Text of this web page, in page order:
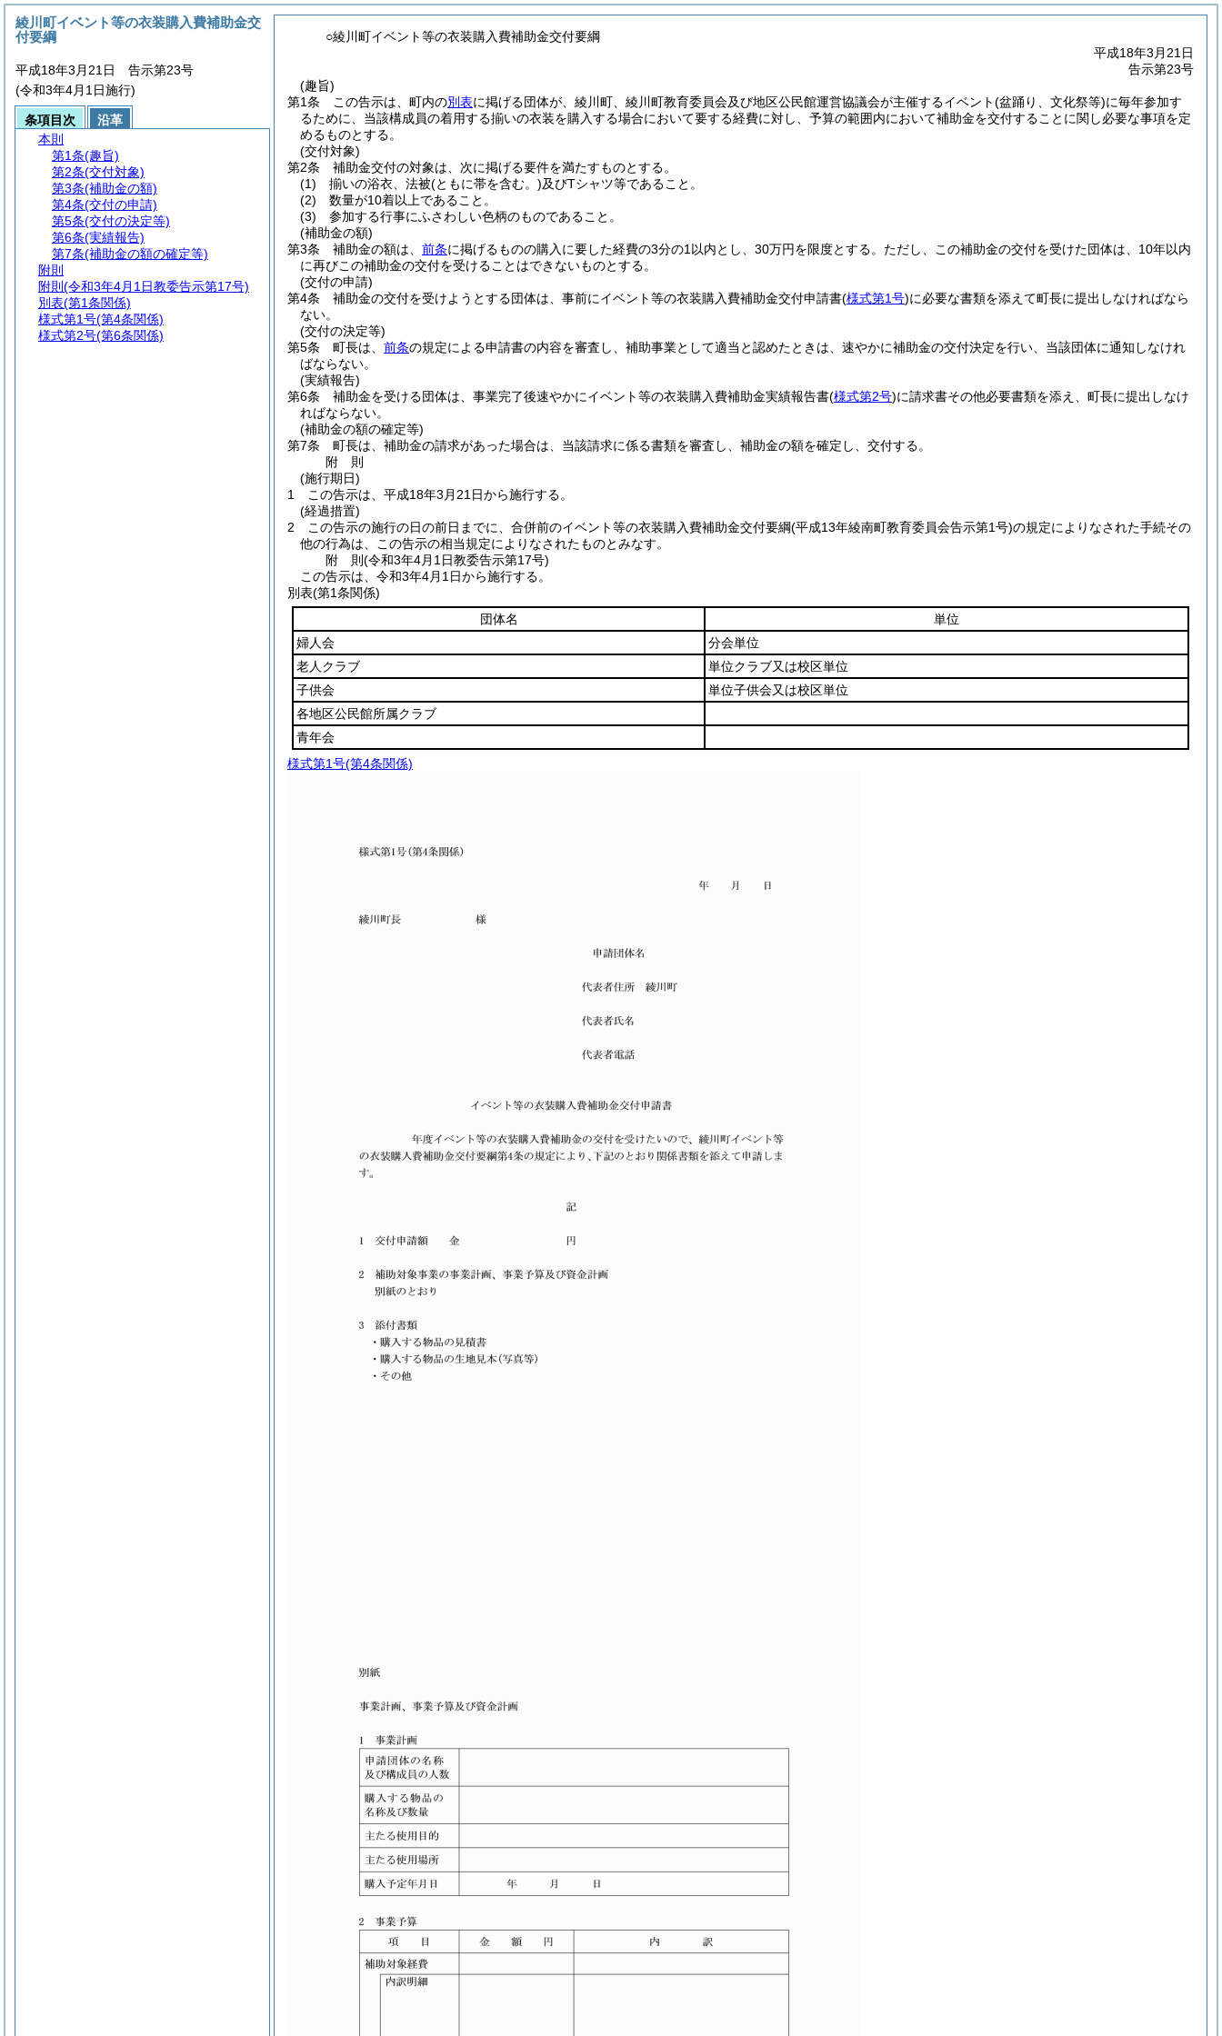
○綾川町イベント等の衣装購入費補助金交付要綱
平成18年3月21日
告示第23号
(趣旨)
第1条
この告示は、町内の別表に掲げる団体が、綾川町、綾川町教育委員会及び地区公民館運営協議会が主催するイベント(盆踊り、文化祭等)に毎年参加す
るために、当該構成員の着用する揃いの衣装を購入する場合において要する経費に対し、予算の範囲内において補助金を交付することに関し必要な事項を定
めるものとする。
(交付対象)
第2条
補助金交付の対象は、次に掲げる要件を満たすものとする。
(1)
揃いの浴衣、法被(ともに帯を含む。)及びTシャツ等であること。
(2)
数量が10着以上であること。
(3)
参加する行事にふさわしい色柄のものであること。
(補助金の額)
第3条
補助金の額は、 前条に掲げるものの購入に要した経費の3分の1以内とし、30万円を限度とする。 ただし、この補助金の交付を受けた団体は、10年以内
に再びこの補助金の交付を受けることはできないものとする。
(交付の申請)
第4条
補助金の交付を受けようとする団体は、事前にイベント等の衣装購入費補助金交付申請書(様式第1号)に必要な書類を添えて町長に提出しなければなら
ない。
(交付の決定等)
第5条
町長は、 前条の規定による申請書の内容を審査し、補助事業として適当と認めたときは、速やかに補助金の交付決定を行い、当該団体に通知しなけれ
ばならない。
(実績報告)
第6条
補助金を受ける団体は、事業完了後速やかにイベント等の衣装購入費補助金実績報告書(様式第2号)に請求書その他必要書類を添え、町長に提出しなけ
ればならない。
(補助金の額の確定等)
第7条
町長は、補助金の請求があった場合は、当該請求に係る書類を審査し、補助金の額を確定し、交付する。
附 則
(施行期日)
1
この告示は、平成18年3月21日から施行する。
(経過措置)
2
この告示の施行の日の前日までに、合併前のイベント等の衣装購入費補助金交付要綱(平成13年綾南町教育委員会告示第1号)の規定によりなされた手続その
他の行為は、この告示の相当規定によりなされたものとみなす。
附 則(令和3年4月1日教委告示第17号)
この告示は、令和3年4月1日から施行する。
別表(第1条関係)
団体名
単位
婦人会
分会単位
老人クラブ
単位クラブ又は校区単位
子供会
単位子供会又は校区単位
各地区公民館所属クラブ
青年会
様式第1号(第4条関係)
綾川町イベント等の衣装購入費補助金交
付要綱
平成18年3月21日 告示第23号
(令和3年4月1日施行)
条項目次
沿革
本則
第1条(趣旨)
第2条(交付対象)
第3条(補助金の額)
第4条(交付の申請)
第5条(交付の決定等)
第6条(実績報告)
第7条(補助金の額の確定等)
附則
附則 (令和3年4月1日教委告示第17号)
別表(第1条関係)
様式第1号(第4条関係)
様式第2号(第6条関係)